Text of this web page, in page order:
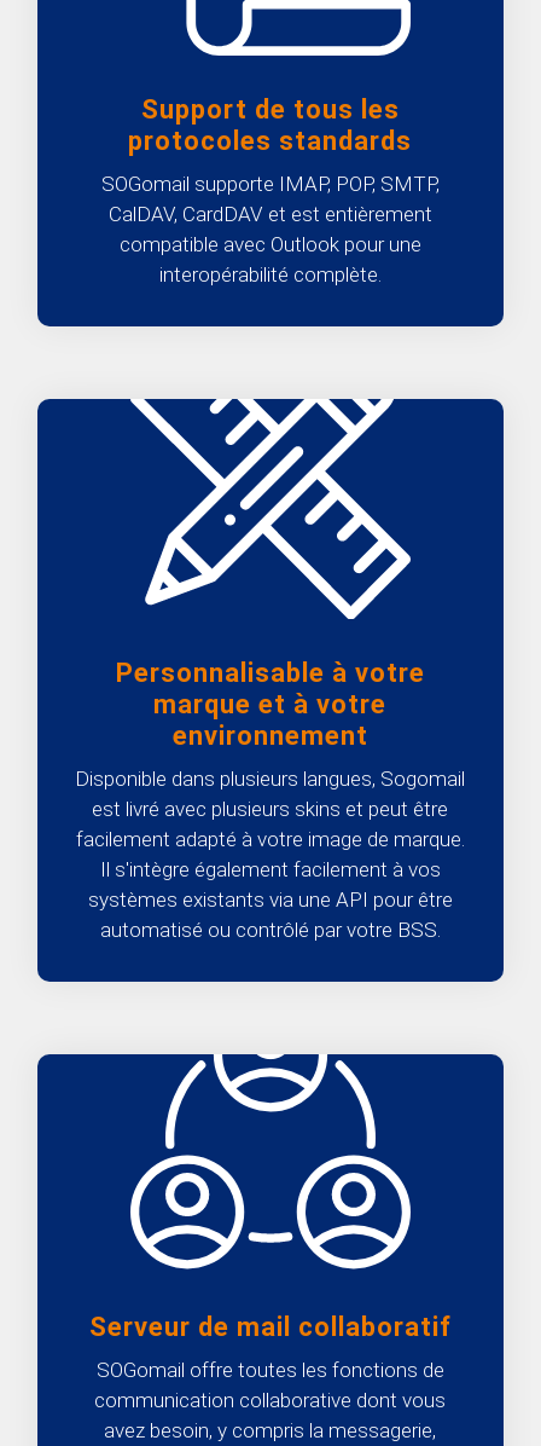
Support de tous les
protocoles standards
SOGomail supporte IMAP, POP, SMTP,
CalDAV, CardDAV et est entièrement
compatible avec Outlook pour une
interopérabilité complète.
Personnalisable à votre
marque et à votre
environnement
Disponible dans plusieurs langues, Sogomail
est livré avec plusieurs skins et peut être
facilement adapté à votre image de marque.
Il s'intègre également facilement à vos
systèmes existants via une API pour être
automatisé ou contrôlé par votre BSS.
Serveur de mail collaboratif
SOGomail offre toutes les fonctions de
communication collaborative dont vous
avez besoin, y compris la messagerie,